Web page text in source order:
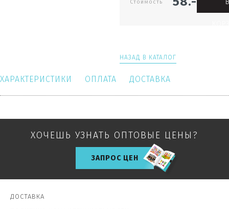
Стоимость
НАЗАД В КАТАЛОГ
ХАРАКТЕРИСТИКИ ОПЛАТА ДОСТАВКА
ХОЧЕШЬ УЗНАТЬ ОПТОВЫЕ ЦЕНЫ?
ЗАПРОС ЦЕН
ДОСТАВКА